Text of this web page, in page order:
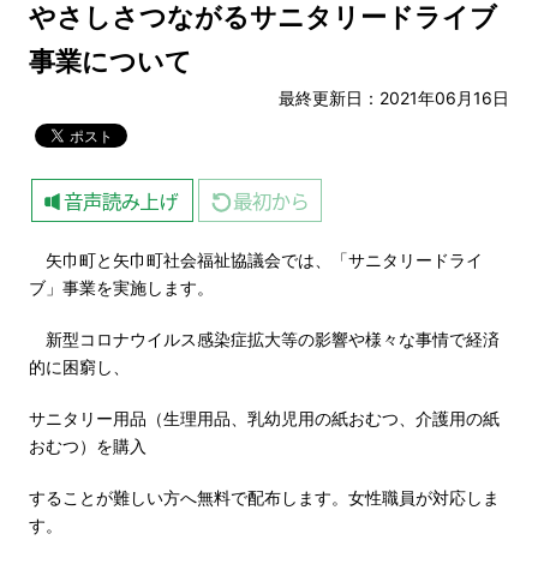
やさしさつながるサニタリードライブ
事業について
最終更新日：2021年06月16日
矢巾町と矢巾町社会福祉協議会では、「サニタリードライ
ブ」事業を実施します。
新型コロナウイルス感染症拡大等の影響や様々な事情で経済
的に困窮し、
サニタリー用品（生理用品、乳幼児用の紙おむつ、介護用の紙
おむつ）を購入
することが難しい方へ無料で配布します。女性職員が対応しま
す。